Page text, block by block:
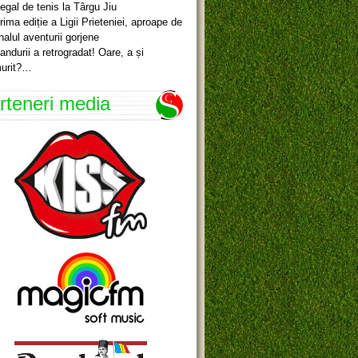
de tenis la Târgu Jiu
ediție a Ligii Prieteniei, aproape de
aventurii gorjene
a retrogradat! Oare, a și
media